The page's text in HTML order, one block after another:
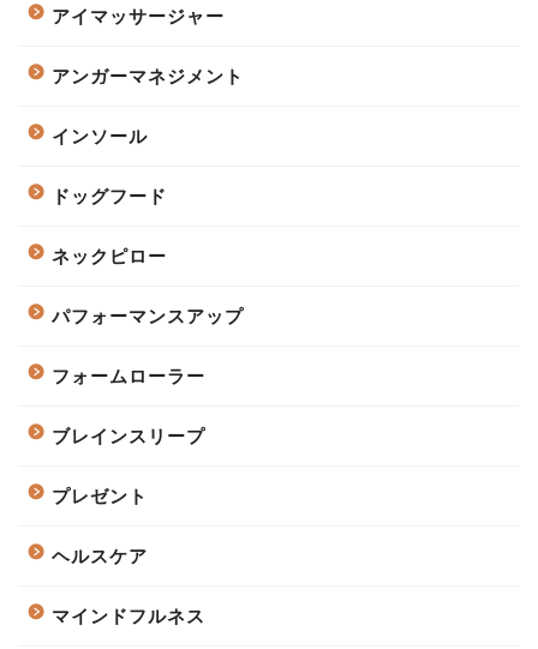
アイマッサージャー
アンガーマネジメント
インソール
ドッグフード
ネックピロー
パフォーマンスアップ
フォームローラー
ブレインスリープ
プレゼント
ヘルスケア
マインドフルネス